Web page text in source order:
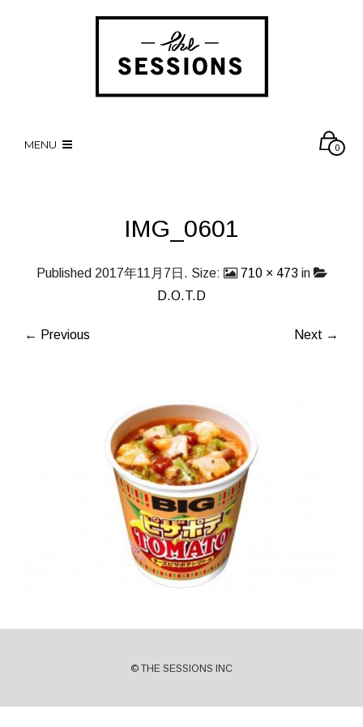
MENU 0
IMG_0601
Published 2017年11月7日 . Size: 710 × 473in
D.O.T.D
← Previous Next →
© THE SESSIONS INC